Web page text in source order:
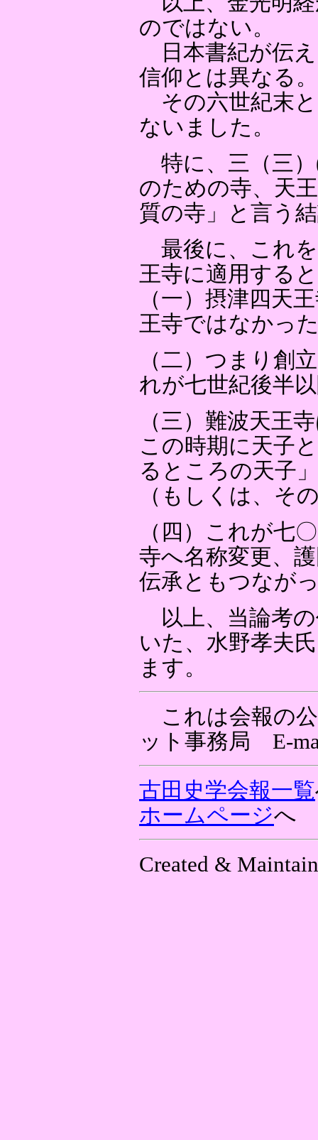
のではない。
日本書紀が伝え
信仰とは異なる。
その六世紀末
ないました。
特に、三（三）
のための寺、天
質の寺」と言う
最後に、これ
王寺に適用する
（一）摂津四天
王寺ではなかっ
（二）つまり創
れが七世紀後半
（三）難波天王
この時期に天子
るところの天子
（もしくは、そ
（四）これが七
寺へ名称変更、
伝承ともつなが
以上、当論考
いた、水野孝夫
ます。
これは会報の
ット事務局 E-
古田史学会報一覧
ホームページへ
Created &